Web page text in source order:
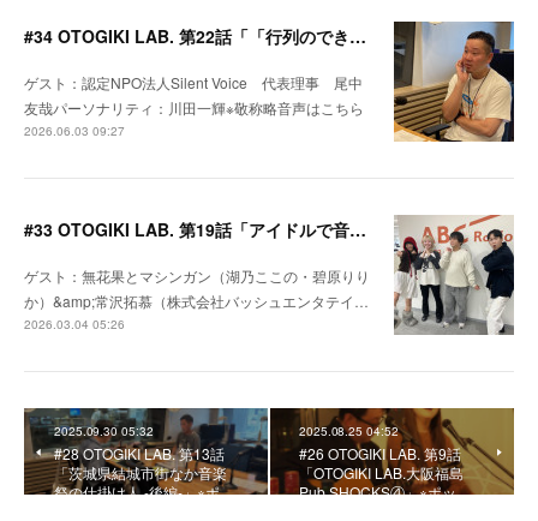
#34 OTOGIKI LAB. 第22話「「行列のできるお団子屋さんで僕の人生が変わった」※ポッドキャスト文字起こし
ゲスト：認定NPO法人Silent Voice 代表理事 尾中
友哉パーソナリティ：川田一輝※敬称略音声はこちら
2026.06.03 09:27
#33 OTOGIKI LAB. 第19話「アイドルで音の実験！」 ※ポッドキャスト文字起こし
ゲスト：無花果とマシンガン（湖乃ここの・碧原りり
か）&amp;常沢拓慕（株式会社バッシュエンタテイ…
2026.03.04 05:26
2025.09.30 05:32
#28 OTOGIKI LAB. 第13話
「茨城県結城市街なか音楽
祭の仕掛け人 -後編-」※ポ…
2025.08.25 04:52
#26 OTOGIKI LAB. 第9話
「OTOGIKI LAB.大阪福島
Pub SHOCKS④」※ポッ…